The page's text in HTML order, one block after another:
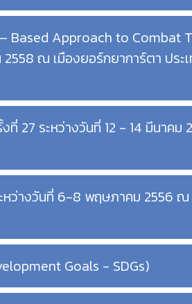
Based Approach to Combat
ณ เมืองยอร์กยาการ์ตา ประ
ที่ 27 ระหว่างวันที่ 12 - 14 มีนาคม
หว่างวันที่ 6-8 พฤษภาคม 2556
Goals - SDGs)